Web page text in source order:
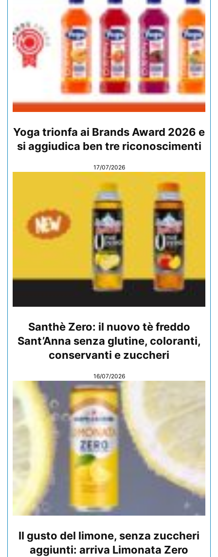
Yoga trionfa ai Brands Award 2026 e
si aggiudica ben tre riconoscimenti
17/07/2026
Santhè Zero: il nuovo tè freddo
Sant’Anna senza glutine, coloranti,
conservanti e zuccheri
16/07/2026
Il gusto del limone, senza zuccheri
aggiunti: arriva Limonata Zero